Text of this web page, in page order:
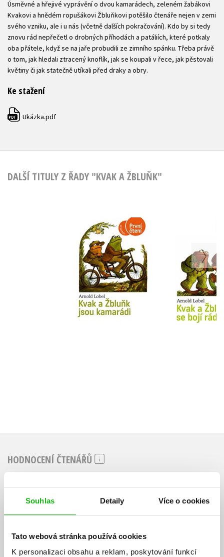
Souhlas Detaily Více o cookies
Tato webová stránka používá cookies
K personalizaci obsahu a reklam, poskytování funkcí
Úsměvné a hřejivé vyprávění o dvou kamarádech, zeleném žabákovi
Kvakovi a hnědém ropušákovi Žbluňkovi potěšilo čtenáře nejen v zemi
svého vzniku, ale i u nás (včetně dalších pokračování). Kdo by si tedy
znovu rád nepřečetl o drobných příhodách a patáliích, které potkaly
oba přátele, když se na jaře probudili ze zimního spánku. Třeba právě
o tom, jak hledali ztracený knoflík, jak se koupali v řece, jak pěstovali
květiny či jak statečně utíkali před draky a obry.
Ke stažení
PDF Ukázka.pdf
DALŠÍ TITULY Z ŘADY "KVAK A ŽBLUŇK"
Kvak a Žbluňk jsou
kamarádi
Arnold Lobel Arnold
Do
HODNOCENÍ ČTENÁŘŮ
Přihlásit